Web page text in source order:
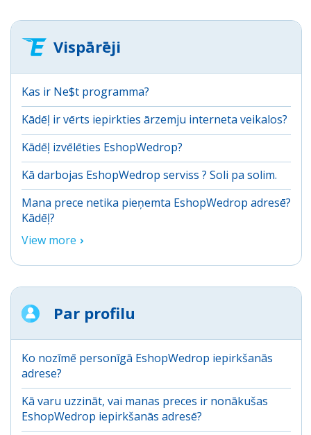
Vispārēji
Kas ir Ne$t programma?
Kādēļ ir vērts iepirkties ārzemju interneta veikalos?
Kādēļ izvēlēties EshopWedrop?
Kā darbojas EshopWedrop serviss ? Soli pa solim.
Mana prece netika pieņemta EshopWedrop adresē?
Kādēļ?
View more
Par profilu
Ko nozīmē personīgā EshopWedrop iepirkšanās
adrese?
Kā varu uzzināt, vai manas preces ir nonākušas
EshopWedrop iepirkšanās adresē?